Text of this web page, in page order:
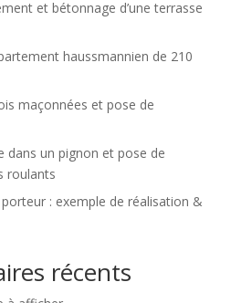
et bétonnage d’une terrasse
haussmannien de 210
maçonnées et pose de
dans un pignon et pose de
roulants
porteur : exemple de réalisation &
récents